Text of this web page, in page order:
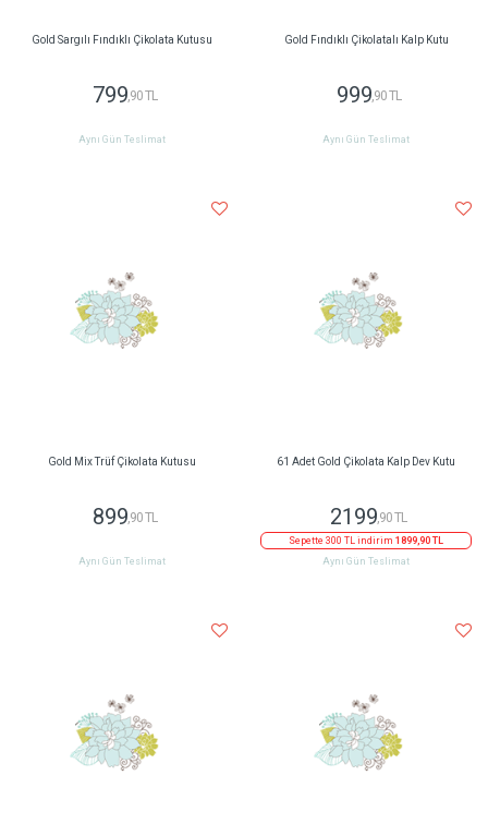
Gold Sargılı Fındıklı Çikolata Kutusu
799,90 TL
Aynı Gün Teslimat
Gold Fındıklı Çikolatalı Kalp Kutu
999,90 TL
Aynı Gün Teslimat
Gold Mix Trüf Çikolata Kutusu
899,90 TL
Aynı Gün Teslimat
61 Adet Gold Çikolata Kalp Dev Kutu
2199,90 TL
Sepette 300 TL indirim 1899,90 TL
Aynı Gün Teslimat